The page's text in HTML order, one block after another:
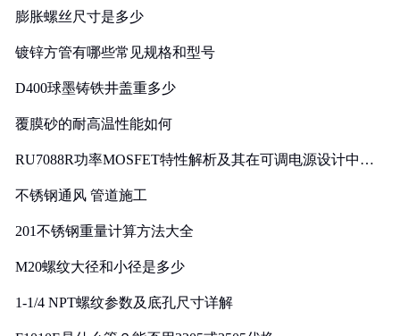
膨胀螺丝尺寸是多少
镀锌方管有哪些常见规格和型号
D400球墨铸铁井盖重多少
覆膜砂的耐高温性能如何
RU7088R功率MOSFET特性解析及其在可调电源设计中的
不锈钢通风 管道施工
201不锈钢重量计算方法大全
M20螺纹大径和小径是多少
1-1/4 NPT螺纹参数及底孔尺寸详解